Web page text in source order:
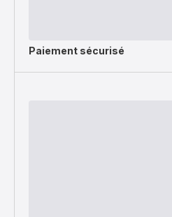
Paiement sécurisé